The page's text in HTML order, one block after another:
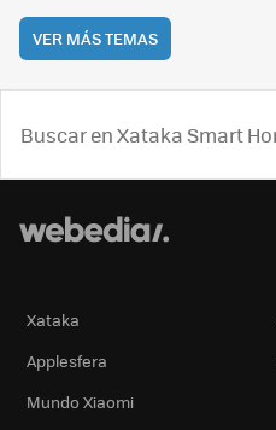
VER MÁS TEMAS
Xataka
Applesfera
Mundo Xiaomi